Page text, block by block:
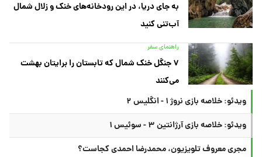
به جای دریا، در این رودخانه‌های خنک و زلال شمال
آب‌تنی کنید
راهنمای سفر
۷ جنگل خنک شمال که تابستان را برایتان بهشت
می‌کنند
ویدئو: خلاصه بازی نروژ ۱ - انگلیس ۲
ویدئو: خلاصه بازی آرژانتین ۳ - سوئیس ۱
مجری معروف تلویزیون، محمدرضا احمدی کجاست؟